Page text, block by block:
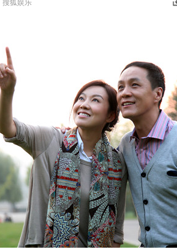
搜狐娱乐